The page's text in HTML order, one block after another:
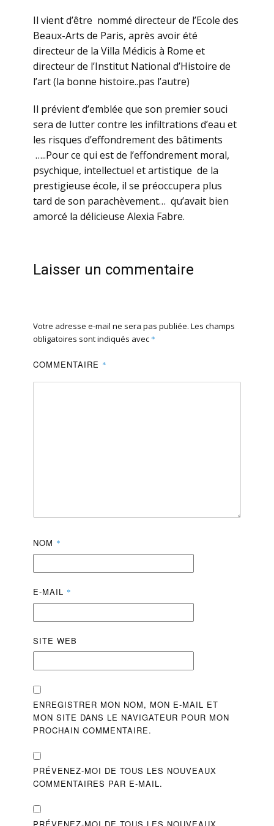
Il vient d’être nommé directeur de l’Ecole des
Beaux-Arts de Paris, après avoir été
directeur de la Villa Médicis à Rome et
directeur de l’Institut National d’Histoire de
l’art (la bonne histoire..pas l’autre)
Il prévient d’emblée que son premier souci
sera de lutter contre les infiltrations d’eau et
les risques d’effondrement des bâtiments
…..Pour ce qui est de l’effondrement moral,
psychique, intellectuel et artistique de la
prestigieuse école, il se préoccupera plus
tard de son parachèvement… qu’avait bien
amorcé la délicieuse Alexia Fabre.
Laisser un commentaire
Votre adresse e-mail ne sera pas publiée. Les champs
obligatoires sont indiqués avec *
COMMENTAIRE *
NOM *
E-MAIL *
SITE WEB
ENREGISTRER MON NOM, MON E-MAIL ET
MON SITE DANS LE NAVIGATEUR POUR MON
PROCHAIN COMMENTAIRE.
PRÉVENEZ-MOI DE TOUS LES NOUVEAUX
COMMENTAIRES PAR E-MAIL.
PRÉVENEZ-MOI DE TOUS LES NOUVEAUX